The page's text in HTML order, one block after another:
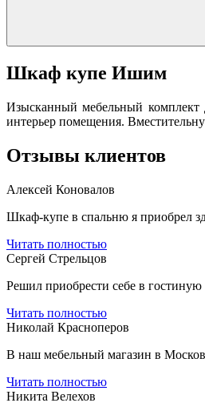
Шкаф купе Ишим
Изысканный мебельный комплект
интерьер помещения.
Отзывы клиентов
Алексей Коновалов
Шкаф-купе в спальню я приобрел
Читать полностью
Сергей Стрельцов
Решил приобрести себе в
Читать полностью
Николай Красноперов
В наш мебельный магазин в
Читать полностью
Никита Велехов